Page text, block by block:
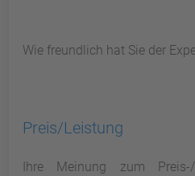
Wie freundlich hat Sie der
Preis/Leistung
Ihre Meinung zum Preis-/